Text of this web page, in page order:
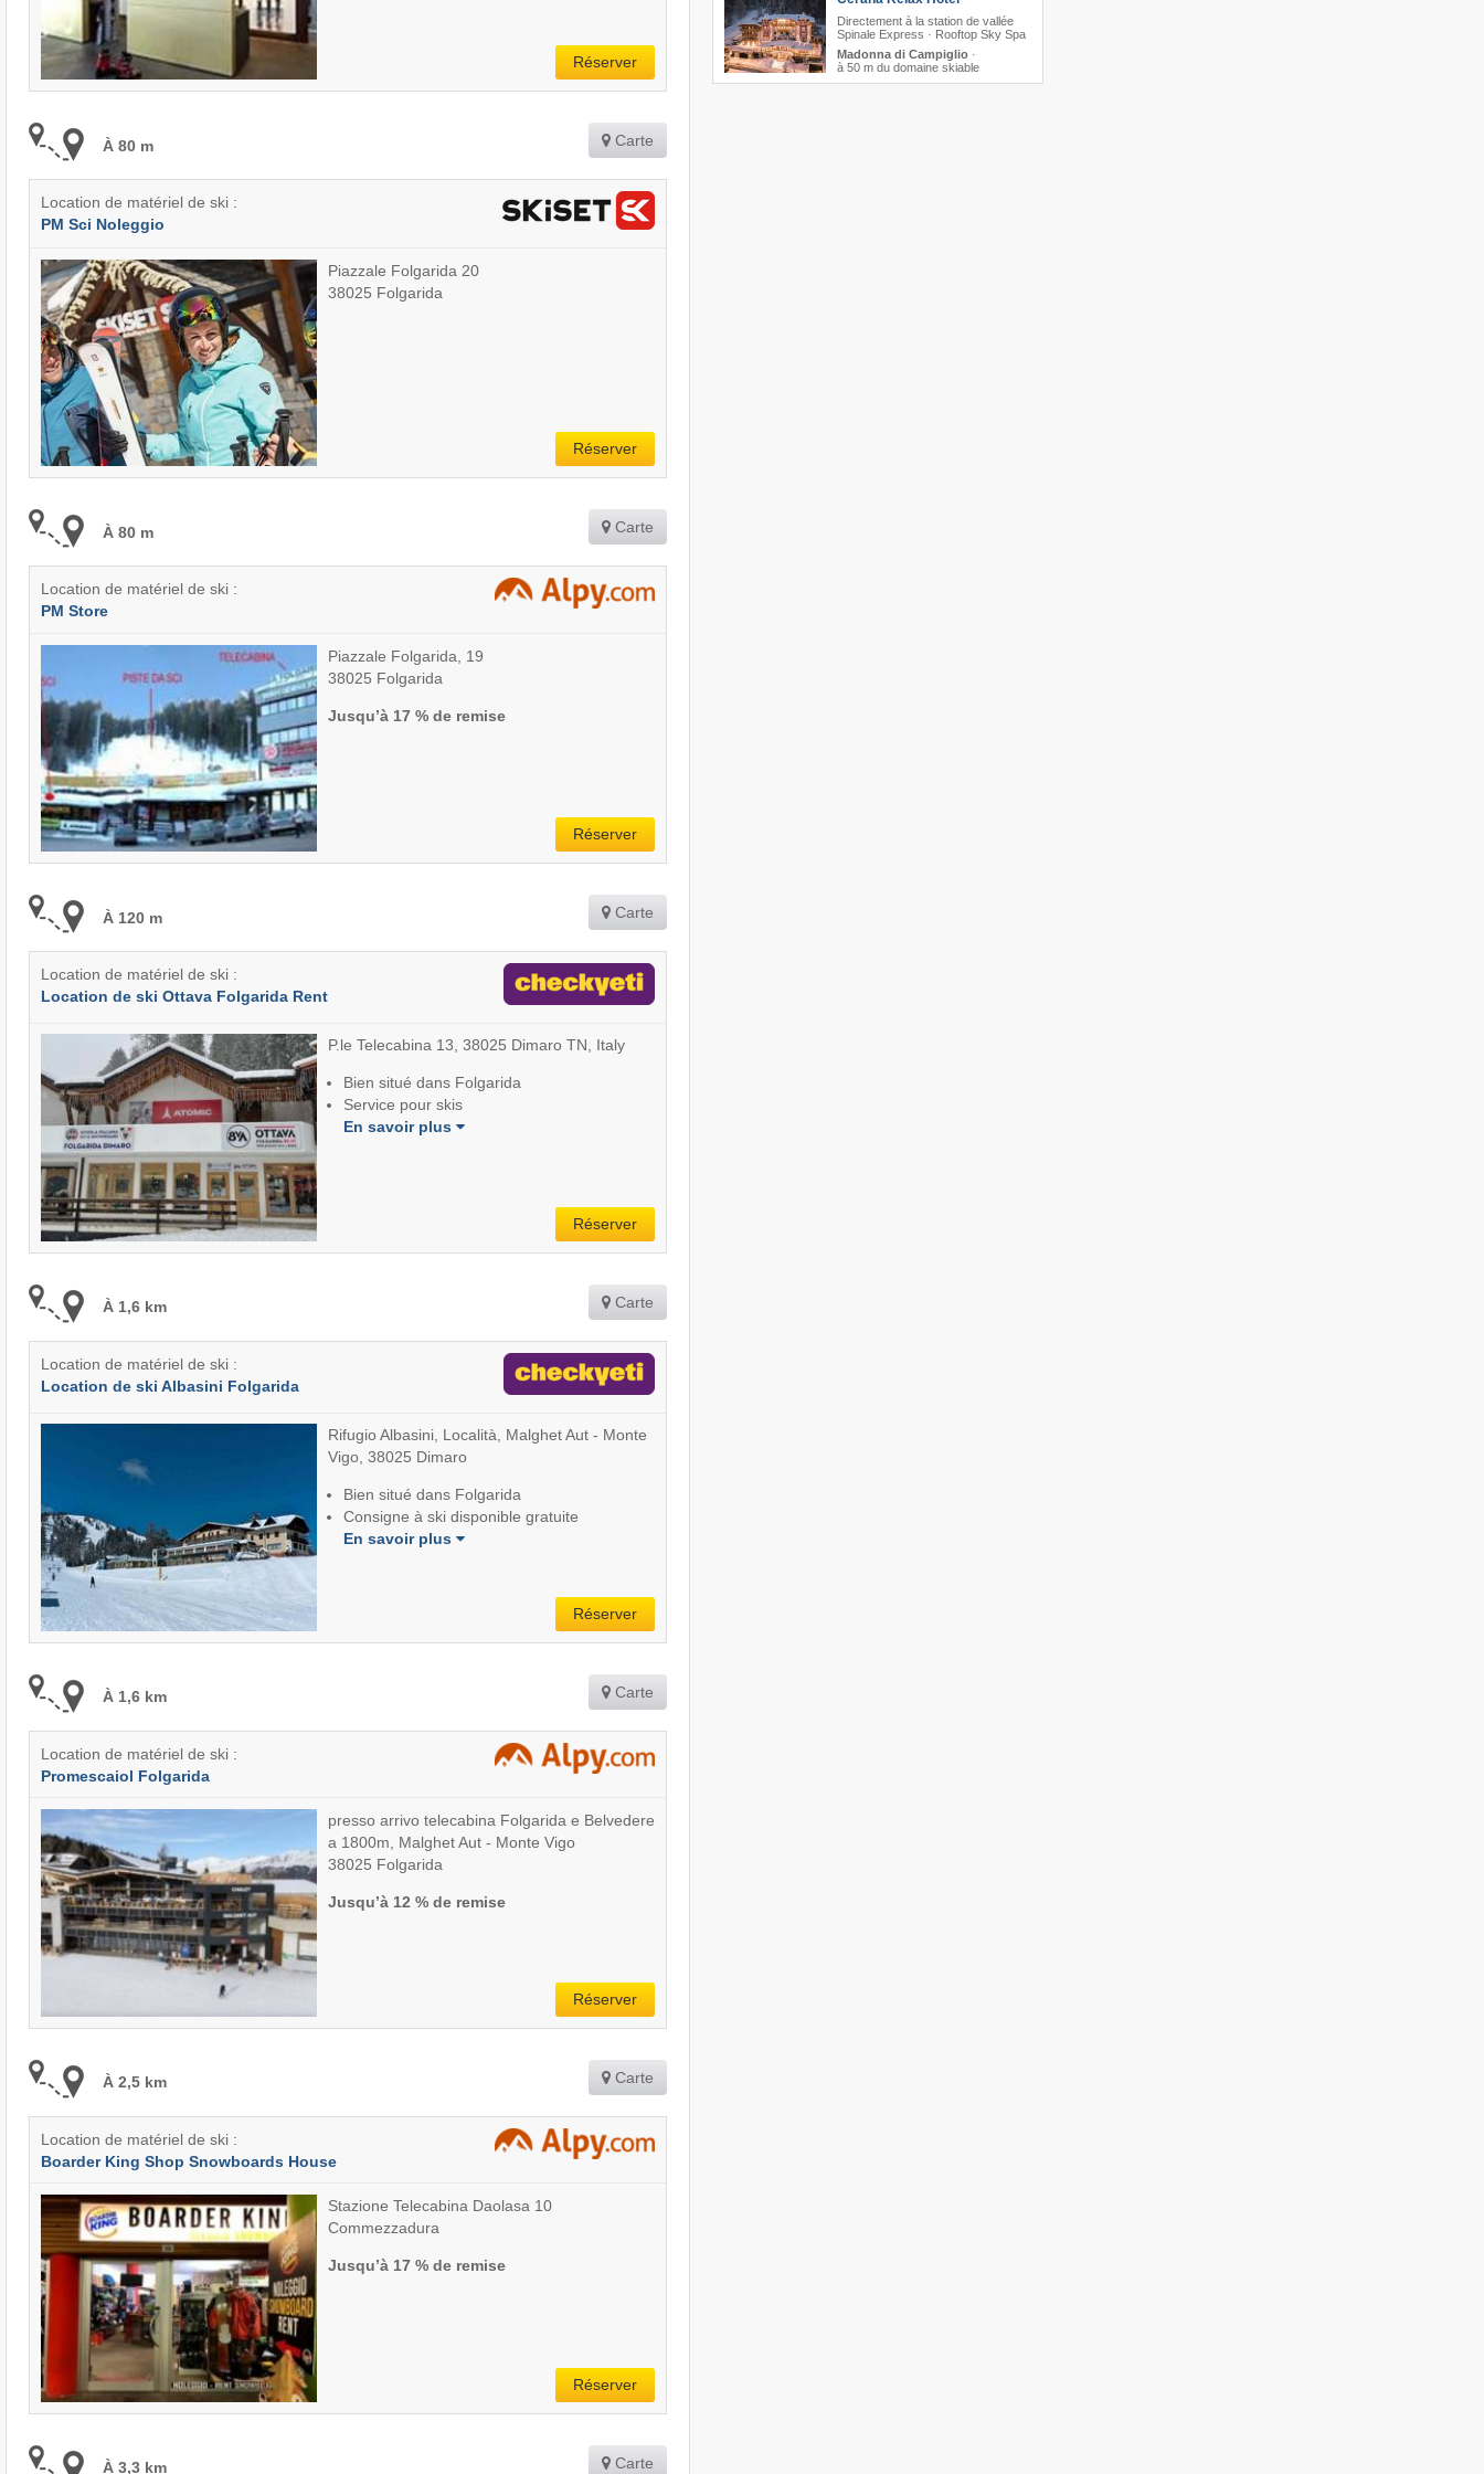
Réserver
À 80 m Carte
Location de matériel de ski :
PM Sci Noleggio
Piazzale Folgarida 20
38025 Folgarida
Réserver
À 80 m Carte
Location de matériel de ski :
PM Store
Piazzale Folgarida, 19
38025 Folgarida
Jusqu’à 17 % de remise
Réserver
À 120 m Carte
Location de matériel de ski :
Location de ski Ottava Folgarida Rent
P.le Telecabina 13, 38025 Dimaro TN, Italy
Bien situé dans Folgarida
Service pour skis
En savoir plus
Réserver
À 1,6 km Carte
Location de matériel de ski :
Location de ski Albasini Folgarida
Rifugio Albasini, Località, Malghet Aut - Monte
Vigo, 38025 Dimaro
Bien situé dans Folgarida
Consigne à ski disponible gratuite
En savoir plus
Réserver
À 1,6 km Carte
Location de matériel de ski :
Promescaiol Folgarida
presso arrivo telecabina Folgarida e Belvedere
a 1800m, Malghet Aut - Monte Vigo
38025 Folgarida
Jusqu’à 12 % de remise
Réserver
À 2,5 km Carte
Location de matériel de ski :
Boarder King Shop Snowboards House
Stazione Telecabina Daolasa 10
Commezzadura
Jusqu’à 17 % de remise
Réserver
À 3,3 km Carte
Directement à la station de vallée
Spinale Express · Rooftop Sky Spa
Madonna di Campiglio·
à 50 m du domaine skiable